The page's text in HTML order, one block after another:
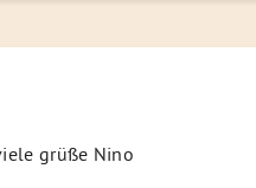
grüße Nino